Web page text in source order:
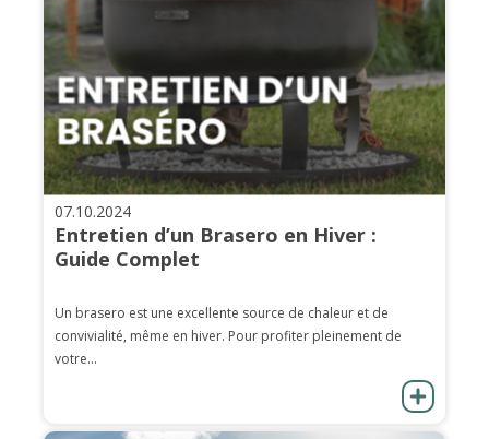
07.10.2024
Entretien d’un Brasero en Hiver :
Guide Complet
Un brasero est une excellente source de chaleur et de
convivialité, même en hiver. Pour profiter pleinement de
votre...